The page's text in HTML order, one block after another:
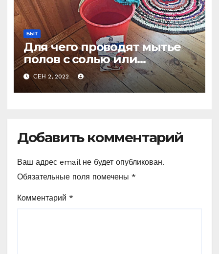
БЫТ
Для чего проводят мытье
полов с солью или
очевидное — невероятное
СЕН 2, 2022
Добавить комментарий
Ваш адрес email не будет опубликован.
Обязательные поля помечены *
Комментарий *